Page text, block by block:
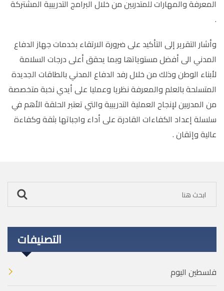
المعرفة والمهارات للمتدربين من خلال البرامج التدريبية المشتركة
.
وأشار التقرير إلى التأكيد ﻋﻠﻰ ﺿﺮورة اﻻرﺗﻘﺎء ﺑﺨﺪﻣﺎت جهاز اﻟﺪﻓﺎع
اﻟﻤﺪﻧﻲ اﻟﻰ أﻓﻀﻞ ﻣﺴﺘﻮﻳﺎﺗها وﺑﻤﺎ ﻳﺤﻘﻖ أﻋﻠﻰ درﺟﺎت اﻟﺴﻼﻣﺔ
ﻷﺑﻨﺎء اﻟﻮطﻦ وذﻟﻚ ﻣﻦ ﺧﻼل رﻓﺪ الدفاع المدني ﺑﺎﻟﻄﺎﻗﺎت اﻟﺠﺪﻳﺪة
اﻟﻤﺘﺴﻠﺤﺔ ﺑﺎﻟﻌﻠﻢ واﻟﻤﻌﺮﻓﺔ ﻧﻈﺮﻳﺎ وﻋﻤﻠﯿﺎ ﻋﻠﻰ أﻳﺪي ﻧﺨﺒﺔ ﻣﺘﺨﺼﺼﺔ
ﻣﻦ اﻟﻤﺪرﺑﯿﻦ ﻹﻧﺠﺎح اﻟﻌﻤﻠﯿﺔ اﻟﺘﺪرﻳﺒﯿﺔ واﻟﺘﻲ ﺗﻌﺘﺒﺮ اﻟﺤﻠﻘﺔ اﻷهم ﻓﻲ
ﺳﻠﺴﻠﺔ إﻋﺪاد اﻟﻜﻔﺎءات اﻟﻘﺎدرة ﻋﻠﻰ أداء واﺟﺒﺎتها ﺑﺜﻘﺔ وﻛﻔﺎءة
ﻋﺎﻟﯿﺔ وإﺗﻘﺎن .
التصنيفات
فلسطين اليوم